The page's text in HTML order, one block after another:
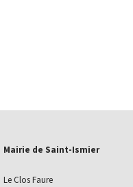
Mairie de Saint-Ismier
Le Clos Faure